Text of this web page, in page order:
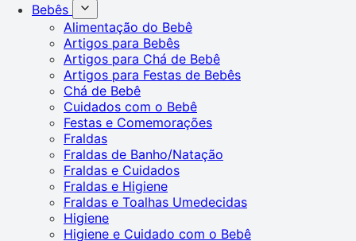
Bebês
Alimentação do Bebê
Artigos para Bebês
Artigos para Chá de Bebê
Artigos para Festas de Bebês
Chá de Bebê
Cuidados com o Bebê
Festas e Comemorações
Fraldas
Fraldas de Banho/Natação
Fraldas e Cuidados
Fraldas e Higiene
Fraldas e Toalhas Umedecidas
Higiene
Higiene e Cuidado com o Bebê